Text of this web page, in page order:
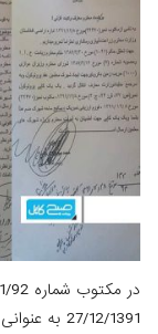
27/12/1391